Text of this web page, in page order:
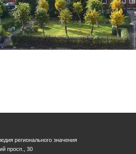
регионального значения
просп., 30